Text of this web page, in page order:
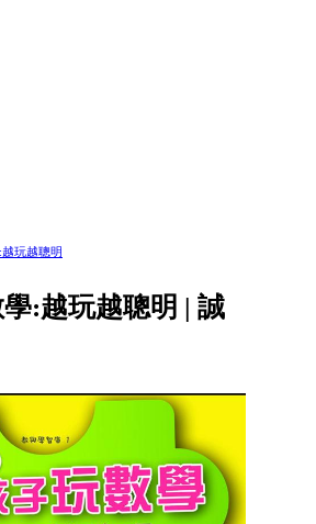
玩越聰明
:越玩越聰明 | 誠